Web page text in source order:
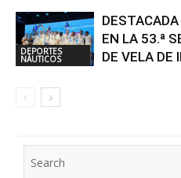
DEPORTES
NÁUTICOS
EN LA 53.ª
DE VELA DE
for: